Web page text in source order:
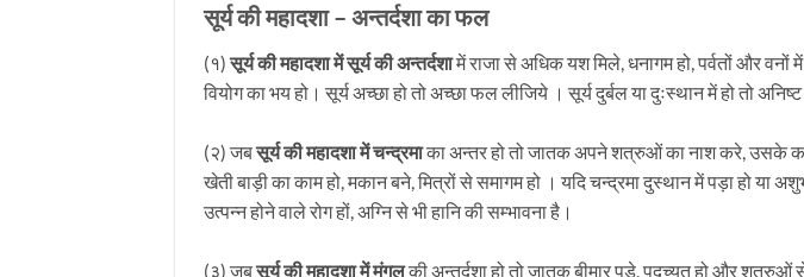
सूर्य की महादशा – अन्तर्दशा का फल
(१)सूर्य की महादशा में सूर्य की अन्तर्दशामें राजा से अधिक यश मिले, धनागम हो, पर्वतों और वनों
वियोग का भय हो। सूर्य अच्छा हो तो अच्छा फल लीजिये । सूर्य दुर्बल या दुःस्थान में हो तो
(२) जबसूर्य की महादशा में चन्द्रमाका अन्तर हो तो जातक अपने शत्रुओं का नाश करे, उसके
खेती बाड़ी का काम हो, मकान बने, मित्रों से समागम हो । यदि चन्द्रमा दुस्थान में पड़ा हो या
उत्पन्न होने वाले रोग हों, अग्नि से भी हानि की सम्भावना है।
(३) जबसूर्य की महादशा में मंगलकी अन्तर्दशा हो तो जातक बीमार पड़े, पदच्युत हो और